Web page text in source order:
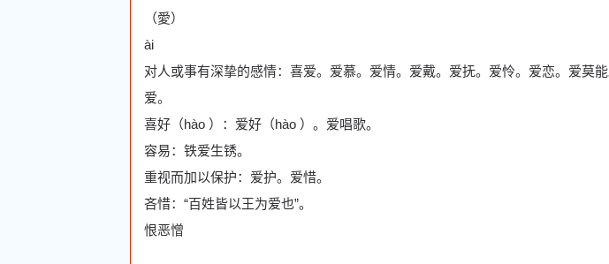
（愛）
ài
对人或事有深挚的感情：喜爱。爱慕。爱情。爱戴。爱抚。爱怜。爱恋。爱莫
爱。
喜好（hào ）：爱好（hào ）。爱唱歌。
容易：铁爱生锈。
重视而加以保护：爱护。爱惜。
吝惜：“百姓皆以王为爱也”。
恨恶憎